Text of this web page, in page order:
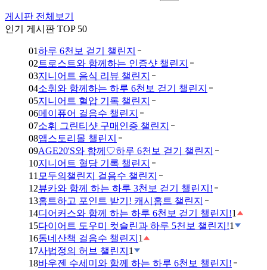
게시판 전체보기
인기 게시판 TOP 50
01하루 6천보 걷기 챌린지
02 트로스트와 함께하는 인증샷 챌린지
03지니어트 음식 리뷰 챌린지
04소휘와 함께하는 하루 6천보 걷기 챌린지
05지니어트 혈압 기록 챌린지
06메이퓨어 걸음수 챌린지
07소휘 그린티샷 구매인증 챌린지
08앱스토리몰 챌린지
09AGE20'S와 함께♡하루 6천보 걷기 챌린지
10지니어트 혈당 기록 챌린지
11 모두의챌린지 걸음수 챌린지
12뷰카와 함께 하는 하루 3천보 걷기 챌린지!
13홈트하고 포인트 받기! 캐시홈트 챌린지
14디어커스와 함께 하는 하루 6천보 걷기 챌린지!1
15다이어트 도우미 컷슬린과 하루 5천보 챌린지!1
16동네산책 걸음수 챌린지 1
17사법정의 허브 챌린지 1
18바우젠 수세미와 함께 하는 하루 6천보 챌린지!